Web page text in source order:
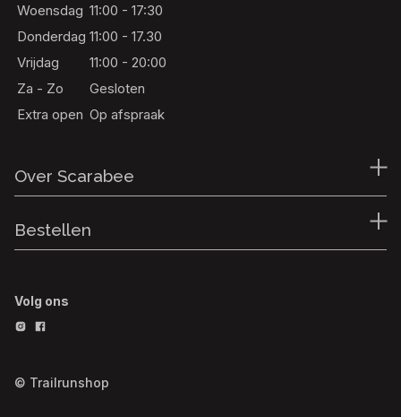
Woensdag 11:00 - 17:30
Donderdag 11:00 - 17.30
Vrijdag
11:00 - 20:00
Za - Zo
Gesloten
Extra open Op afspraak
Over Scarabee
Bestellen
Volg ons
© Trailrunshop